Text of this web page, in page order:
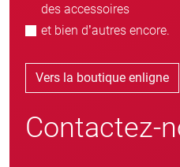
des accessoires
et bien d’autres encore.
Vers la boutique enligne
Contactez-